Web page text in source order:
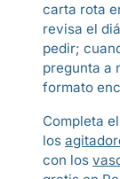
carta rota
revisa el
pedir;
pregunta a
formato
Completa
los
con los